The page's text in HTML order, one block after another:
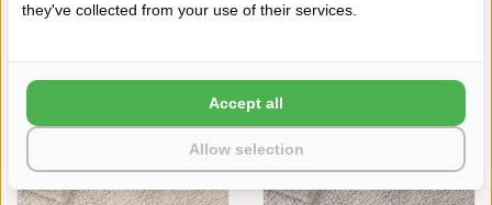
BADMATTENLIJN COSHMERE
BADMATTENLIJN COSHMERE
NIEUW NIEUW
they've collected from your use of their services.
Allow selection
Accept all